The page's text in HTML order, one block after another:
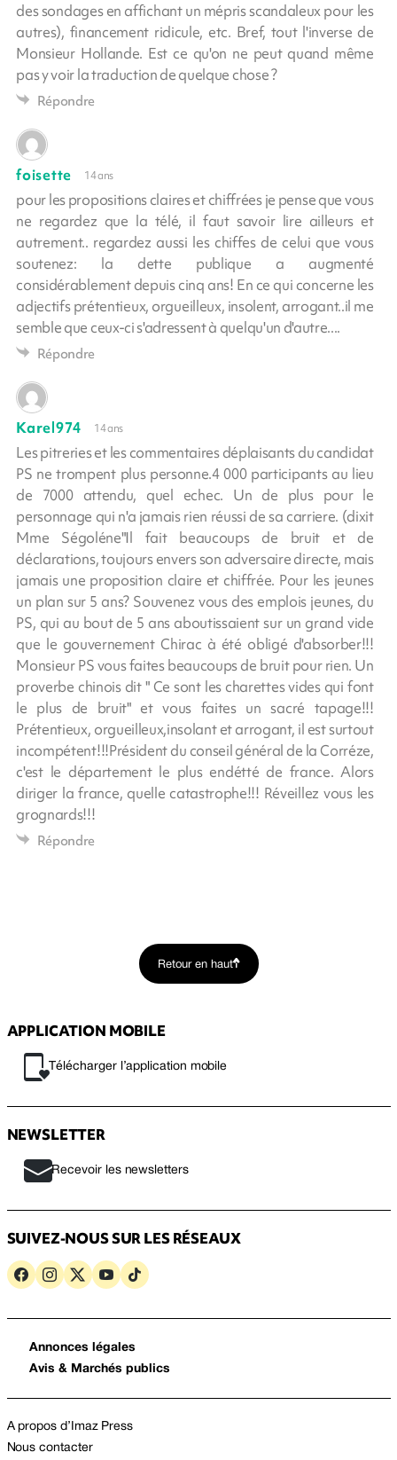
des sondages en affichant un mépris scandaleux pour les
autres), financement ridicule, etc. Bref, tout l'inverse de
Monsieur Hollande. Est ce qu'on ne peut quand même
pas y voir la traduction de quelque chose ?
Répondre
foisette 14 ans
pour les propositions claires et chiffrées je pense que vous
ne regardez que la télé, il faut savoir lire ailleurs et
autrement.. regardez aussi les chiffes de celui que vous
soutenez: la dette publique a augmenté
considérablement depuis cinq ans! En ce qui concerne les
adjectifs prétentieux, orgueilleux, insolent, arrogant..il me
semble que ceux-ci s'adressent à quelqu'un d'autre....
Répondre
Karel974 14 ans
Les pitreries et les commentaires déplaisants du candidat
PS ne trompent plus personne.4 000 participants au lieu
de 7000 attendu, quel echec. Un de plus pour le
personnage qui n'a jamais rien réussi de sa carriere. (dixit
Mme Ségoléne"Il fait beaucoups de bruit et de
déclarations, toujours envers son adversaire directe, mais
jamais une proposition claire et chiffrée. Pour les jeunes
un plan sur 5 ans? Souvenez vous des emplois jeunes, du
PS, qui au bout de 5 ans aboutissaient sur un grand vide
que le gouvernement Chirac à été obligé d'absorber!!!
Monsieur PS vous faites beaucoups de bruit pour rien. Un
proverbe chinois dit " Ce sont les charettes vides qui font
le plus de bruit" et vous faites un sacré tapage!!!
Prétentieux, orgueilleux,insolant et arrogant, il est surtout
incompétent!!!Président du conseil général de la Corréze,
c'est le département le plus endétté de france. Alors
diriger la france, quelle catastrophe!!! Réveillez vous les
grognards!!!
Répondre
Retour en haut
APPLICATION MOBILE
Télécharger l’application mobile
NEWSLETTER
Recevoir les newsletters
SUIVEZ-NOUS SUR LES RÉSEAUX
Annonces légales
Avis & Marchés publics
A propos d’Imaz Press
Nous contacter